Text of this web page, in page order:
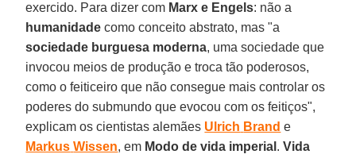
exercido. Para dizer com Marx e Engels: não a
humanidade como conceito abstrato, mas "a
sociedade burguesa moderna, uma sociedade que
invocou meios de produção e troca tão poderosos,
como o feiticeiro que não consegue mais controlar os
poderes do submundo que evocou com os feitiços",
explicam os cientistas alemães Ulrich Brand e
Markus Wissen, em Modo de vida imperial .Vida